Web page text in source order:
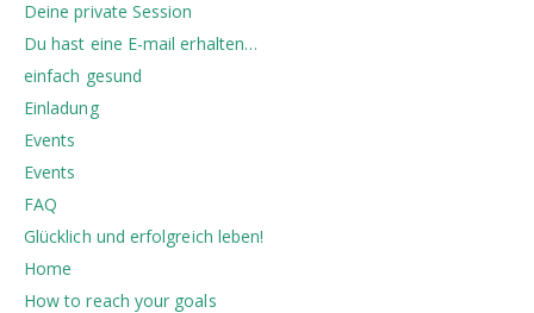
Deine private Session
Du hast eine E-mail erhalten…
einfach gesund
Einladung
Events
Events
FAQ
Glücklich und erfolgreich leben!
Home
How to reach your goals